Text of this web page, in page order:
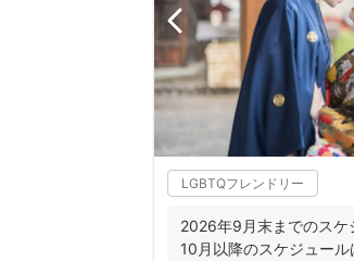
LGBTQフレンドリー
2026年9月末までのスケ
10月以降のスケジュー